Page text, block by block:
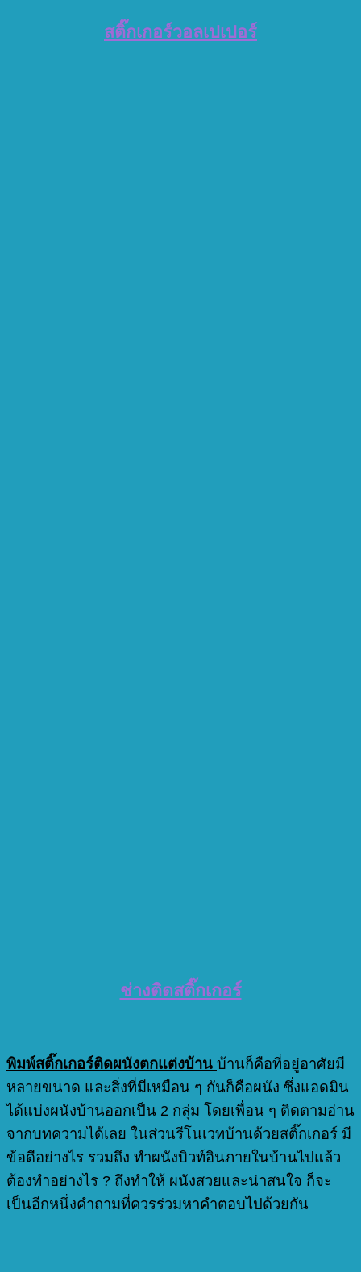
สติ๊กเกอร์วอลเปเปอร์
ช่างติดสติ๊กเกอร์
พิมพ์สติ๊กเกอร์ติดผนังตกแต่งบ้าน บ้านก็คือที่อยู่อาศัยมี
หลายขนาด และสิ่งที่มีเหมือน ๆ กันก็คือผนัง ซึ่งแอดมิน
ได้แบ่งผนังบ้านออกเป็น 2 กลุ่ม โดยเพื่อน ๆ ติดตามอ่าน
จากบทความได้เลย ในส่วนรีโนเวทบ้านด้วยสติ๊กเกอร์ มี
ข้อดีอย่างไร รวมถึง ทำผนังบิวท์อินภายในบ้านไปแล้ว
ต้องทำอย่างไร ? ถึงทำให้ ผนังสวยและน่าสนใจ ก็จะ
เป็นอีกหนึ่งคำถามที่ควรร่วมหาคำตอบไปด้วยกัน